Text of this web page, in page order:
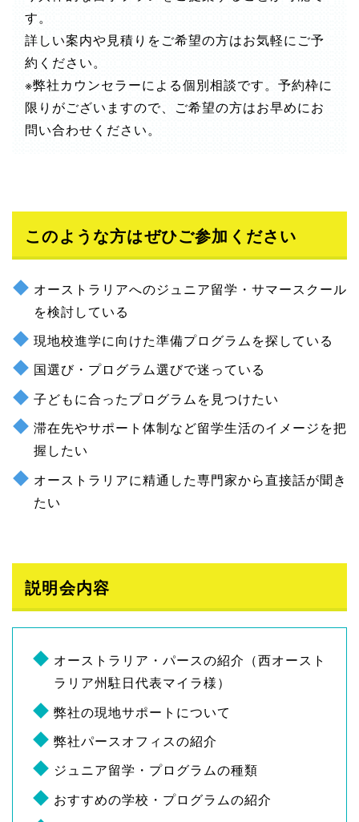
す。
詳しい案内や見積りをご希望の方はお気軽にご予
約ください。
※弊社カウンセラーによる個別相談です。予約枠に
限りがございますので、ご希望の方はお早めにお
問い合わせください。
このような方はぜひご参加ください
オーストラリアへのジュニア留学・サマースクール
を検討している
現地校進学に向けた準備プログラムを探している
国選び・プログラム選びで迷っている
子どもに合ったプログラムを見つけたい
滞在先やサポート体制など留学生活のイメージを把
握したい
オーストラリアに精通した専門家から直接話が聞き
たい
説明会内容
オーストラリア・パースの紹介（西オースト
ラリア州駐日代表マイラ様）
弊社の現地サポートについて
弊社パースオフィスの紹介
ジュニア留学・プログラムの種類
おすすめの学校・プログラムの紹介